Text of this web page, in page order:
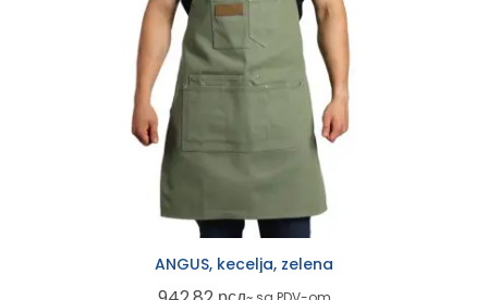
ANGUS, kecelja, zelena